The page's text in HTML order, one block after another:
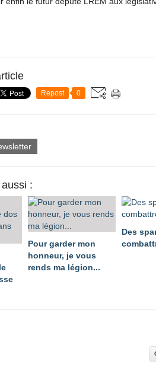
Repost 0
:
Pour garder mon
honneur, je vous
rends ma légion...
Des